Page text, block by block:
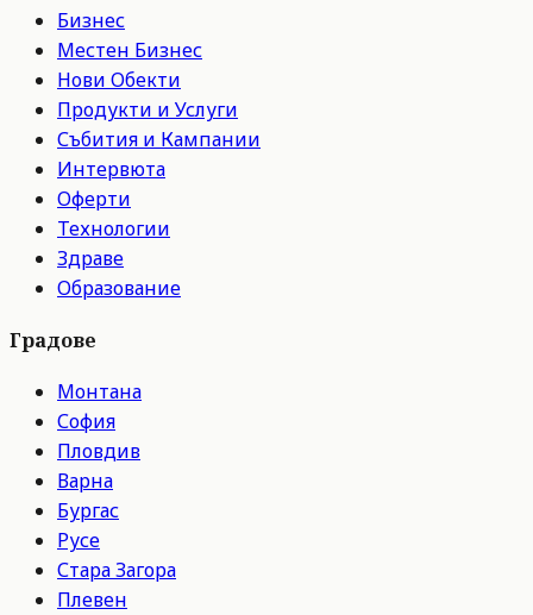
Бизнес
Местен Бизнес
Нови Обекти
Продукти и Услуги
Събития и Кампании
Интервюта
Оферти
Технологии
Здраве
Образование
Градове
Монтана
София
Пловдив
Варна
Бургас
Русе
Стара Загора
Плевен